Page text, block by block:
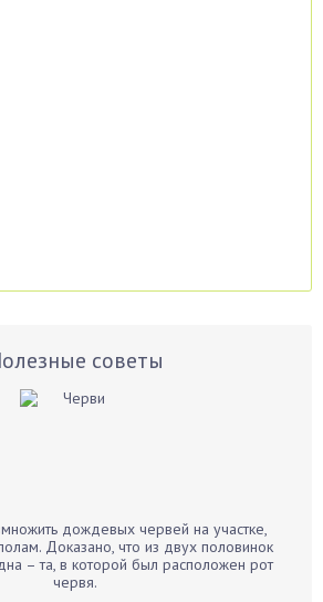
советы
дождевых червей на участке,
Доказано, что из двух половинок
– та, в которой был расположен рот
червя.